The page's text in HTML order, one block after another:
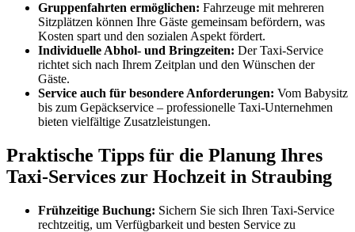
Gruppenfahrten ermöglichen: Fahrzeuge mit mehreren
Sitzplätzen können Ihre Gäste gemeinsam befördern, was
Kosten spart und den sozialen Aspekt fördert.
Individuelle Abhol- und Bringzeiten: Der Taxi-Service
richtet sich nach Ihrem Zeitplan und den Wünschen der
Gäste.
Service auch für besondere Anforderungen: Vom Babysitz
bis zum Gepäckservice – professionelle Taxi-Unternehmen
bieten vielfältige Zusatzleistungen.
Praktische Tipps für die Planung Ihres
Taxi-Services zur Hochzeit in Straubing
Frühzeitige Buchung: Sichern Sie sich Ihren Taxi-Service
rechtzeitig, um Verfügbarkeit und besten Service zu